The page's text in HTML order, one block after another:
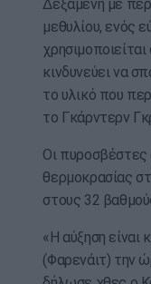
Δεξαμενή με
μεθυλίου, ενός
κινδυνεύει να
το υλικό που
το Γκάρντερν
Οι πυροσβέστες
θερμοκρασίας
στους 32
«Η αύξηση
(Φαρενάιτ) την